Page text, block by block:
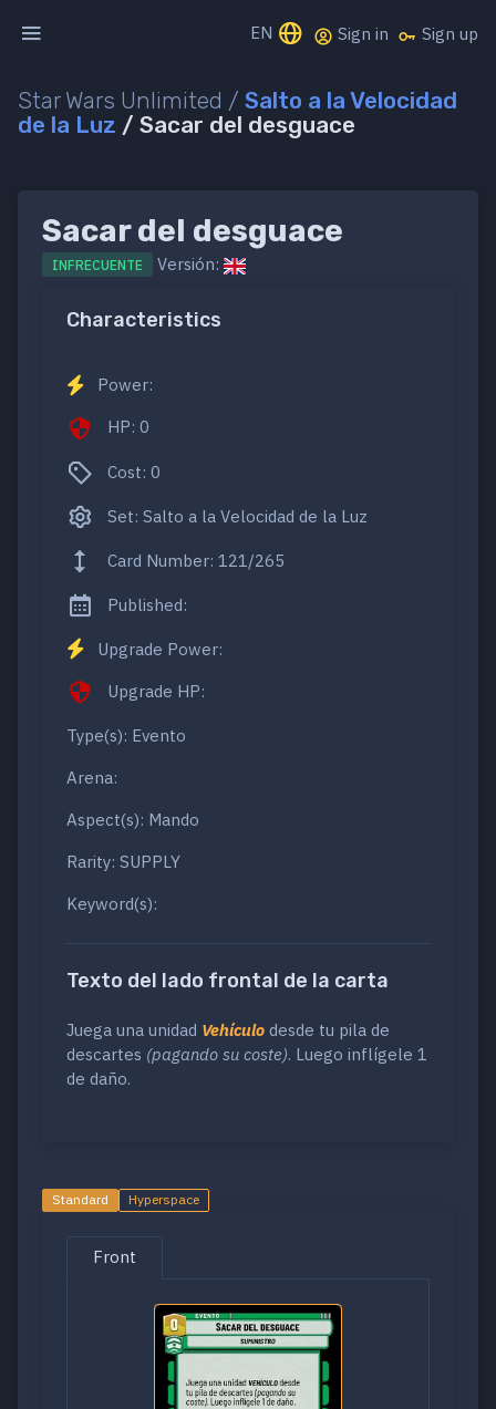
EN Sign in Sign up
Star Wars Unlimited / Salto a la Velocidad
de la Luz / Sacar del desguace
Sacar del desguace
INFRECUENTE Versión:
Characteristics
Power:
HP: 0
Cost: 0
Set: Salto a la Velocidad de la Luz
Card Number: 121/265
Published:
Upgrade Power:
Upgrade HP:
Type(s): Evento
Arena:
Aspect(s): Mando
Rarity: SUPPLY
Keyword(s):
Texto del lado frontal de la carta
Juega una unidad Vehículo desde tu pila de
descartes (pagando su coste). Luego inflígele 1
de daño.
Standard Hyperspace
Front